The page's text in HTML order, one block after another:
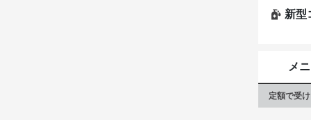
そんな
と、お
新型
メ
定額で受